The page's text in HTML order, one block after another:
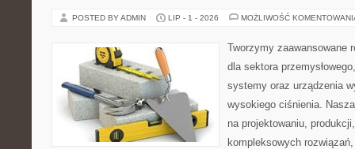
POSTED BY ADMIN LIP - 1 - 2026 MOŻLIWOŚĆ
Tworzymy zaawansowane
dla sektora
systemy oraz urządzenia
wysokiego ciśnienia.
na projektowaniu,
kompleksowych